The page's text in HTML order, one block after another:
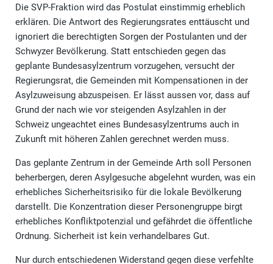
Die SVP-Fraktion wird das Postulat einstimmig erheblich
erklären. Die Antwort des Regierungsrates enttäuscht und
ignoriert die berechtigten Sorgen der Postulanten und der
Schwyzer Bevölkerung. Statt entschieden gegen das
geplante Bundesasylzentrum vorzugehen, versucht der
Regierungsrat, die Gemeinden mit Kompensationen in der
Asylzuweisung abzuspeisen. Er lässt aussen vor, dass auf
Grund der nach wie vor steigenden Asylzahlen in der
Schweiz ungeachtet eines Bundesasylzentrums auch in
Zukunft mit höheren Zahlen gerechnet werden muss.
Das geplante Zentrum in der Gemeinde Arth soll Personen
beherbergen, deren Asylgesuche abgelehnt wurden, was ein
erhebliches Sicherheitsrisiko für die lokale Bevölkerung
darstellt. Die Konzentration dieser Personengruppe birgt
erhebliches Konfliktpotenzial und gefährdet die öffentliche
Ordnung. Sicherheit ist kein verhandelbares Gut.
Nur durch entschiedenen Widerstand gegen diese verfehlte